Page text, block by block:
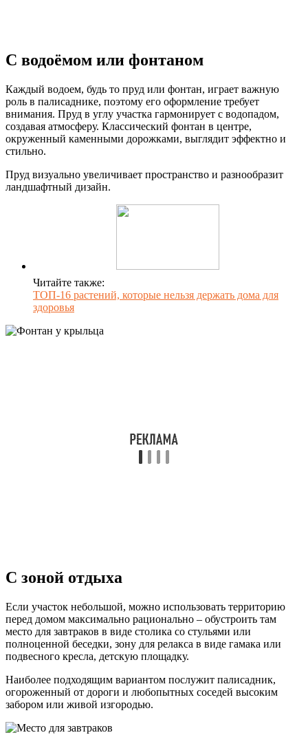
С водоёмом или фонтаном
Каждый водоем, будь то пруд или фонтан, играет важную
роль в палисаднике, поэтому его оформление требует
внимания. Пруд в углу участка гармонирует с водопадом,
создавая атмосферу. Классический фонтан в центре,
окруженный каменными дорожками, выглядит эффектно и
стильно.
Пруд визуально увеличивает пространство и разнообразит
ландшафтный дизайн.
Читайте также:
ТОП-16 растений, которые нельзя держать дома для
здоровья
С зоной отдыха
Если участок небольшой, можно использовать территорию
перед домом максимально рационально – обустроить там
место для завтраков в виде столика со стульями или
полноценной беседки, зону для релакса в виде гамака или
подвесного кресла, детскую площадку.
Наиболее подходящим вариантом послужит палисадник,
огороженный от дороги и любопытных соседей высоким
забором или живой изгородью.